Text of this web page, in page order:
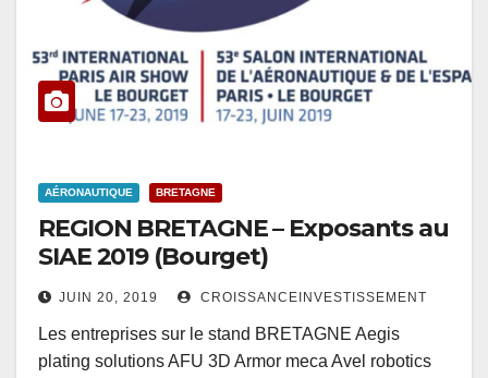
AÉRONAUTIQUE BRETAGNE
REGION BRETAGNE – Exposants au
SIAE 2019 (Bourget)
JUIN 20, 2019 CROISSANCEINVESTISSEMENT
Les entreprises sur le stand BRETAGNE Aegis
plating solutions AFU 3D Armor meca Avel robotics